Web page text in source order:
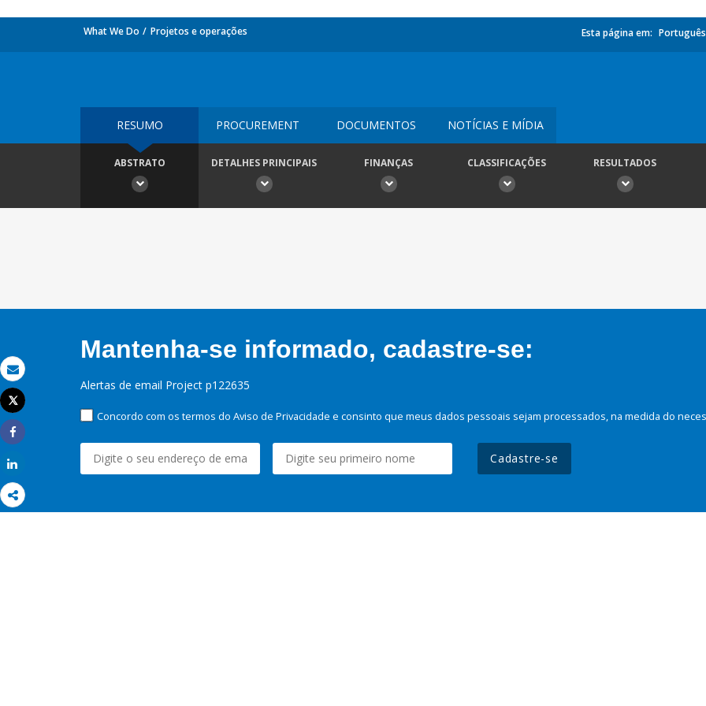
Email
Imprimir
Tweet
Share
What We Do Projetos e operações Esta página em: Português
RESUMO PROCUREMENT DOCUMENTOS NOTÍCIAS E MÍDIA
ABSTRATO DETALHES PRINCIPAIS FINANÇAS CLASSIFICAÇÕES RESULTADOS
Mantenha-se informado, cadastre-se:
Alertas de email Project p122635
Concordo com os termos do Aviso de Privacidade e consinto que meus dados pessoais sejam processados, na medida do
Cadastre-se